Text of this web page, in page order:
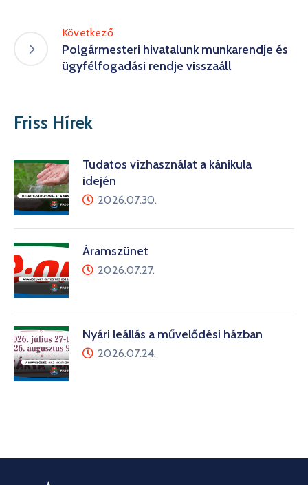
Következő
Polgármesteri hivatalunk munkarendje és
ügyfélfogadási rendje visszaáll
Friss Hírek
Tudatos vízhasználat a kánikula
idején
2026.07.30.
Áramszünet
2026.07.27.
Nyári leállás a művelődési házban
2026.07.24.